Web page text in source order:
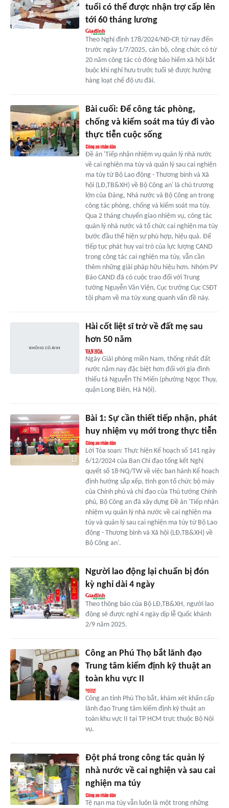
tuổi có thể được nhận trợ cấp lên
tới 60 tháng lương
Theo Nghị định 178/2024/NĐ-CP, từ nay đến
trước ngày 1/7/2025, cán bộ, công chức có từ
20 năm công tác có đóng bảo hiểm xã hội bắt
buộc khi nghỉ hưu trước tuổi sẽ được hưởng
hàng loạt chế độ ưu đãi.
Bài cuối: Để công tác phòng,
chống và kiểm soát ma túy đi vào
thực tiễn cuộc sống
Đề án 'Tiếp nhận nhiệm vụ quản lý nhà nước
về cai nghiện ma túy và quản lý sau cai nghiện
ma túy từ Bộ Lao động - Thương binh và Xã
hội (LĐ,TB&XH) về Bộ Công an' là chủ trương
lớn của Đảng, Nhà nước và Bộ Công an trong
công tác phòng, chống và kiểm soát ma túy.
Qua 2 tháng chuyển giao nhiệm vụ, công tác
quản lý nhà nước và tổ chức cai nghiện ma túy
bước đầu thể hiện sự phù hợp, hiệu quả. Để
tiếp tục phát huy vai trò của lực lượng CAND
trong công tác cai nghiện ma túy, vẫn cần
thêm những giải pháp hữu hiệu hơn. Nhóm PV
Báo CAND đã có cuộc trao đổi với Trung
tướng Nguyễn Văn Viện, Cục trưởng Cục CSĐT
tội phạm về ma túy xung quanh vấn đề này.
Hài cốt liệt sĩ trở về đất mẹ sau
hơn 50 năm
Ngày Giải phóng miền Nam, thống nhất đất
nước năm nay đặc biệt hơn đối với gia đình
thiếu tá Nguyễn Thị Miến (phường Ngọc Thụy,
quận Long Biên, Hà Nội).
Bài 1: Sự cần thiết tiếp nhận, phát
huy nhiệm vụ mới trong thực tiễn
Lời Tòa soạn: Thực hiện Kế hoạch số 141 ngày
6/12/2024 của Ban Chỉ đạo tổng kết Nghị
quyết số 18-NQ/TW về việc ban hành Kế hoạch
định hướng sắp xếp, tinh gọn tổ chức bộ máy
của Chính phủ và chỉ đạo của Thủ tướng Chính
phủ, Bộ Công an đã xây dựng Đề án 'Tiếp nhận
nhiệm vụ quản lý nhà nước về cai nghiện ma
túy và quản lý sau cai nghiện ma túy từ Bộ Lao
động - Thương binh và Xã hội (LĐ,TB&XH) về
Bộ Công an'.
Người lao động lại chuẩn bị đón
kỳ nghỉ dài 4 ngày
Theo thông báo của Bộ LĐ,TB&XH, người lao
động sẽ được nghỉ 4 ngày dịp lễ Quốc khánh
2/9 năm 2025.
Công an Phú Thọ bắt lãnh đạo
Trung tâm kiểm định kỹ thuật an
toàn khu vực II
Công an tỉnh Phú Thọ bắt, khám xét khẩn cấp
lãnh đạo Trung tâm kiểm định kỹ thuật an
toàn khu vực II tại TP HCM trực thuộc Bộ Nội
vụ.
Đột phá trong công tác quản lý
nhà nước về cai nghiện và sau cai
nghiện ma túy
Tệ nạn ma túy vẫn luôn là một trong những